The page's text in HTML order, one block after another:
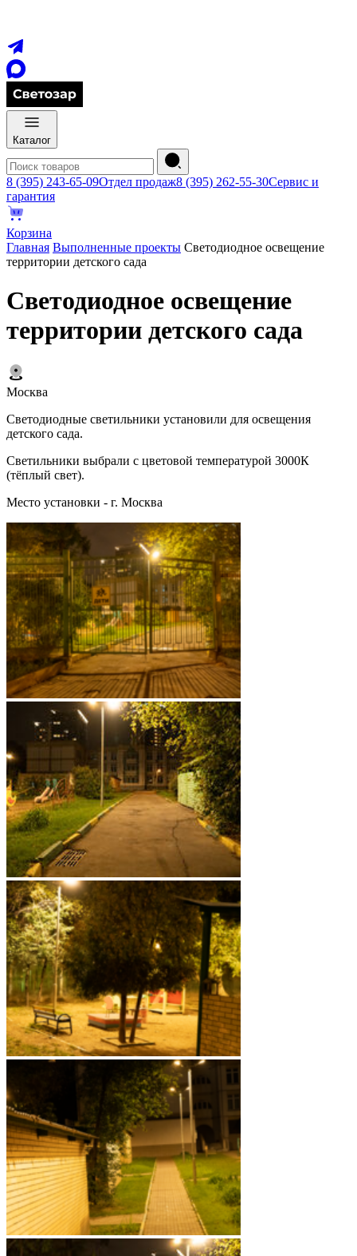
Каталог
8 (395) 243-65-09Отдел продаж8 (395) 262-55-30Сервис и
гарантия
Корзина
Главная Выполненные проекты Светодиодное освещение
территории детского сада
Светодиодное освещение
территории детского сада
Москва
Светодиодные светильники установили для освещения
детского сада.
Светильники выбрали с цветовой температурой 3000К
(тёплый свет).
Место установки - г. Москва